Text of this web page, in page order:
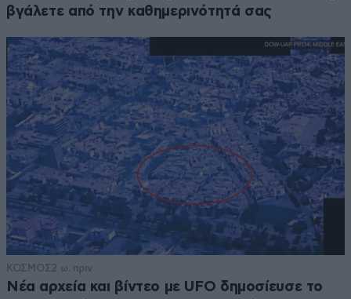
βγάλετε από την καθημερινότητά σας
ΚΟΣΜΟΣ2 ω. πριν
Νέα αρχεία και βίντεο με UFO δημοσίευσε το